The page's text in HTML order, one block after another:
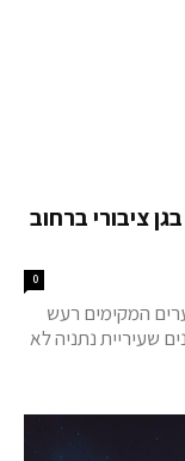
ציבורי ברחוב
0
המקימים רעש
שעיריית נתניה לא